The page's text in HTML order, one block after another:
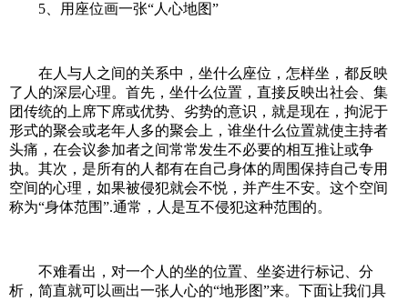
5、用座位画一张“人心地图”
在人与人之间的关系中，坐什么座位，怎样坐，都反映
了人的深层心理。首先，坐什么位置，直接反映出社会、集
团传统的上席下席或优势、劣势的意识，就是现在，拘泥于
形式的聚会或老年人多的聚会上，谁坐什么位置就使主持者
头痛，在会议参加者之间常常发生不必要的相互推让或争
执。其次，是所有的人都有在自己身体的周围保持自己专用
空间的心理，如果被侵犯就会不悦，并产生不安。这个空间
称为“身体范围”.通常，人是互不侵犯这种范围的。
不难看出，对一个人的坐的位置、坐姿进行标记、分
析，简直就可以画出一张人心的“地形图”来。下面让我们具